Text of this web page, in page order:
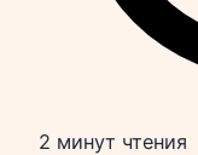
2 минут чтения